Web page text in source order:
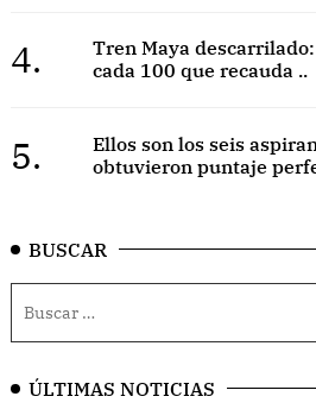
4.
Tren Maya
cada 100 que recauda ..
5.
Ellos son los seis
obtuvieron puntaje
BUSCAR
ÚLTIMAS NOTICIAS